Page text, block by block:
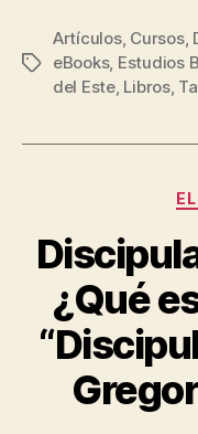
Etiquetas
Artículos, Cursos,
eBooks, Estudios
del Este, Libros,
¿Qué